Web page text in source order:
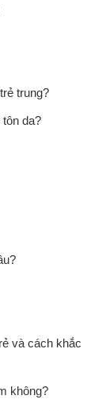
trung?
da?
và cách khắc
không?